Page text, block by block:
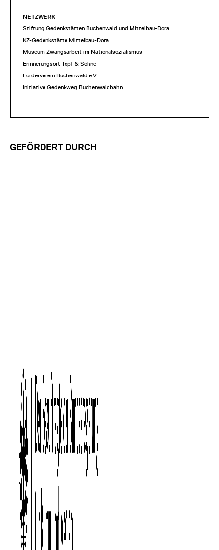
NETZWERK
Stiftung Gedenkstätten Buchenwald und Mittelbau-Dora
KZ-Gedenkstätte Mittelbau-Dora
Museum Zwangsarbeit im Nationalsozialismus
Erinnerungsort Topf & Söhne
Förderverein Buchenwald e.V.
Initiative Gedenkweg Buchenwaldbahn
GEFÖRDERT DURCH